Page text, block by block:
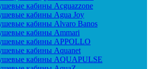
кабины Acguazzone
кабины Agua Joy
кабины Alvaro Banos
кабины Ammari
кабины APPOLLO
кабины Aquanet
кабины AQUAPULSE